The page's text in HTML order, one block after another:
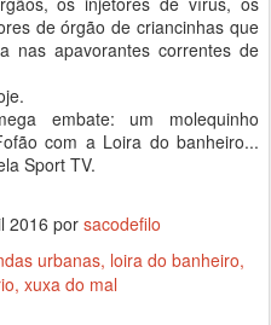
de órgão de criancinhas que
nas apavorantes correntes de
embate: um molequinho
com a Loira do banheiro...
Sport TV.
2016 por sacodefilo
urbanas loira do banheiro
xuxa do mal